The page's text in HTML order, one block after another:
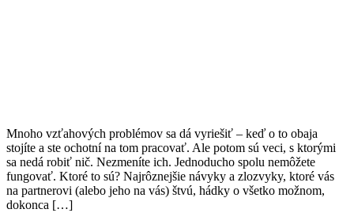
Mnoho vzťahových problémov sa dá vyriešiť – keď o to obaja
stojíte a ste ochotní na tom pracovať. Ale potom sú veci, s ktorými
sa nedá robiť nič. Nezmeníte ich. Jednoducho spolu nemôžete
fungovať. Ktoré to sú? Najrôznejšie návyky a zlozvyky, ktoré vás
na partnerovi (alebo jeho na vás) štvú, hádky o všetko možnom,
dokonca […]